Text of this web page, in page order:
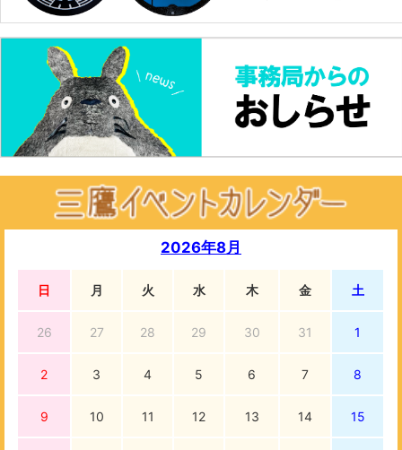
2026年8月
日 月 火 水 木 金 土
26 27 28 29 30 31 1
2 3 4 5 6 7 8
9 10 11 12 13 14 15